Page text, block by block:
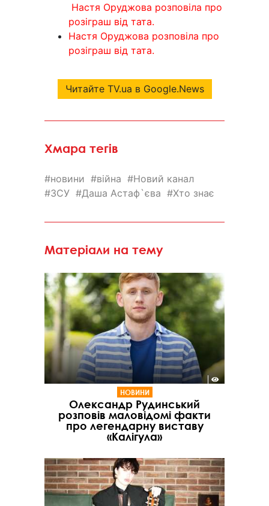
Настя Оруджова розповіла про
розіграш від тата.
Настя Оруджова розповіла про
розіграш від тата.
Читайте TV.ua в Google.News
Хмара тегів
новини війна
Новий канал
ЗСУ
Даша Астаф`єва Хто знає
Матеріали на тему
НОВИНИ
Олександр Рудинський
розповів маловідомі факти
про легендарну виставу
«Калігула»